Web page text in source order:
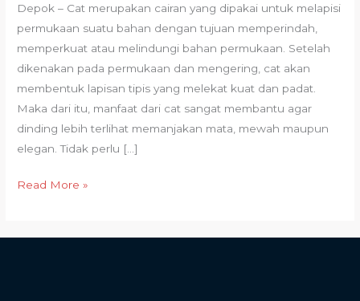
Depok – Cat merupakan cairan yang dipakai untuk melapisi
permukaan suatu bahan dengan tujuan memperindah,
memperkuat atau melindungi bahan permukaan. Setelah
dikenakan pada permukaan dan mengering, cat akan
membentuk lapisan tipis yang melekat kuat dan padat.
Maka dari itu, manfaat dari cat sangat membantu agar
dinding lebih terlihat memanjakan mata, mewah maupun
elegan. Tidak perlu […]
Yang
Cocok
Untuk
Ruang
Tamu
di
Rumah
Read More »